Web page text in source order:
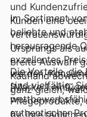
und
Kunden eine
Ursprungs als
breite Auswahl
Kaufland
ganz gleich,
Im Sortiment
beliebte und
herausragende
exzellentes
werden.
[Marke 1
Pflegeprodukte,
Die Vorteile, die
sind vielfältig:
authentischer